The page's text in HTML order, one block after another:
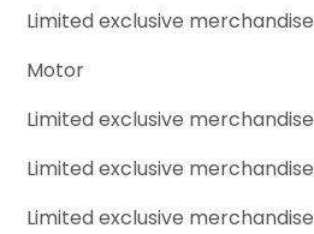
Limited exclusive merchandise
Motor
Limited exclusive merchandise
Limited exclusive merchandise
Limited exclusive merchandise